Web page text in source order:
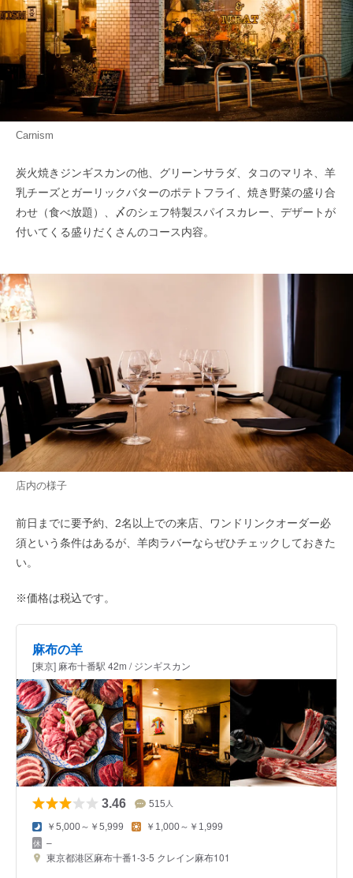
Carnism
炭火焼きジンギスカンの他、グリーンサラダ、タコのマリネ、羊
乳チーズとガーリックバターのポテトフライ、焼き野菜の盛り合
わせ（食べ放題）、〆のシェフ特製スパイスカレー、デザートが
付いてくる盛りだくさんのコース内容。
店内の様子
前日までに要予約、2名以上での来店、ワンドリンクオーダー必
須という条件はあるが、羊肉ラバーならぜひチェックしておきた
い。
※価格は税込です。
麻布の羊
[東京] 麻布十番駅 42m / ジンギスカン
3.46 515 人
￥5,000～￥5,999 ￥1,000～￥1,999
–
東京都港区麻布十番1-3-5 クレイン麻布101